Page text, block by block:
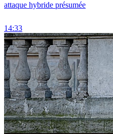
attaque hybride présumée
14:33